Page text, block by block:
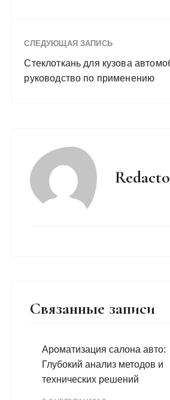
СЛЕДУЮЩАЯ ЗАПИСЬ
Стеклоткань для кузова
руководство по применению
Связанные записи
Ароматизация салона авто:
Глубокий анализ методов и
технических решений